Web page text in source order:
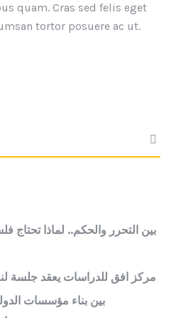
quam. Cras sed felis eget
tortor posuere ac ut.
بين التحرر والحكم.. لماذا
مركز افق للدراسات يعقد جلسة
بين بناء مؤسسات